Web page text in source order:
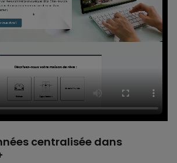
centralisée dans